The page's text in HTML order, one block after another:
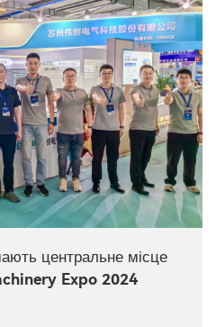
центральне місце
Expo 2024